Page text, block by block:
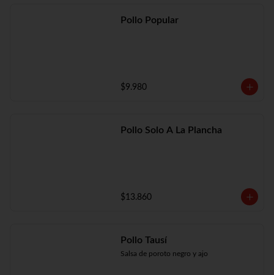
Pollo Popular
$9.980
Pollo Solo A La Plancha
$13.860
Pollo Tausí
Salsa de poroto negro y ajo